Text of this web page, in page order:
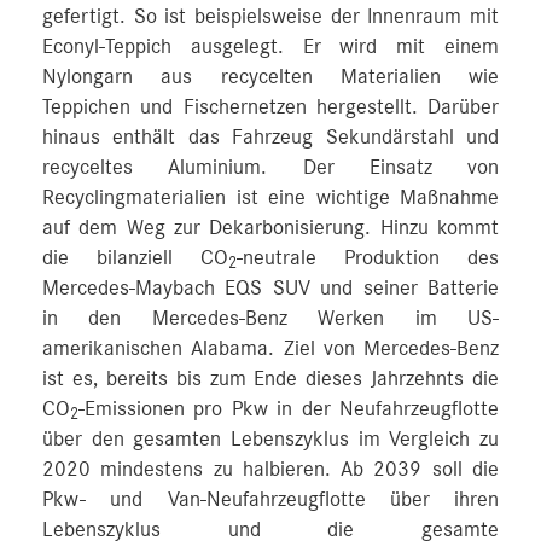
gefertigt. So ist beispielsweise der Innenraum mit
Econyl-Teppich ausgelegt. Er wird mit einem
Nylongarn aus recycelten Materialien wie
Teppichen und Fischernetzen hergestellt. Darüber
hinaus enthält das Fahrzeug Sekundärstahl und
recyceltes Aluminium. Der Einsatz von
Recyclingmaterialien ist eine wichtige Maßnahme
auf dem Weg zur Dekarbonisierung. Hinzu kommt
die bilanziell CO2-neutrale Produktion des
Mercedes-Maybach EQS SUV und seiner Batterie
in den Mercedes-Benz Werken im US-
amerikanischen Alabama. Ziel von Mercedes-Benz
ist es, bereits bis zum Ende dieses Jahrzehnts die
CO2-Emissionen pro Pkw in der Neufahrzeugflotte
über den gesamten Lebenszyklus im Vergleich zu
2020 mindestens zu halbieren. Ab 2039 soll die
Pkw- und Van-Neufahrzeugflotte über ihren
Lebenszyklus und die gesamte